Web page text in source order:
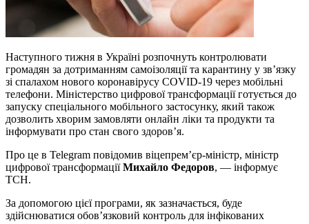
Наступного тижня в Україні розпочнуть контролювати
громадян за дотриманням самоізоляції та карантину у зв’язку
зі спалахом нового коронавірусу COVID-19 через мобільні
телефони. Міністерство цифрової трансформації готується до
запуску спеціального мобільного застосунку, який також
дозволить хворим замовляти онлайн ліки та продукти та
інформувати про стан свого здоров’я.
Про це в Telegram повідомив віцепрем’єр-міністр, міністр
цифрової трансформаціїМихайло Федоров, — інформує
ТСН.
За допомогою цієї програми, як зазначається, буде
здійснюватися обов’язковий контроль для інфікованих